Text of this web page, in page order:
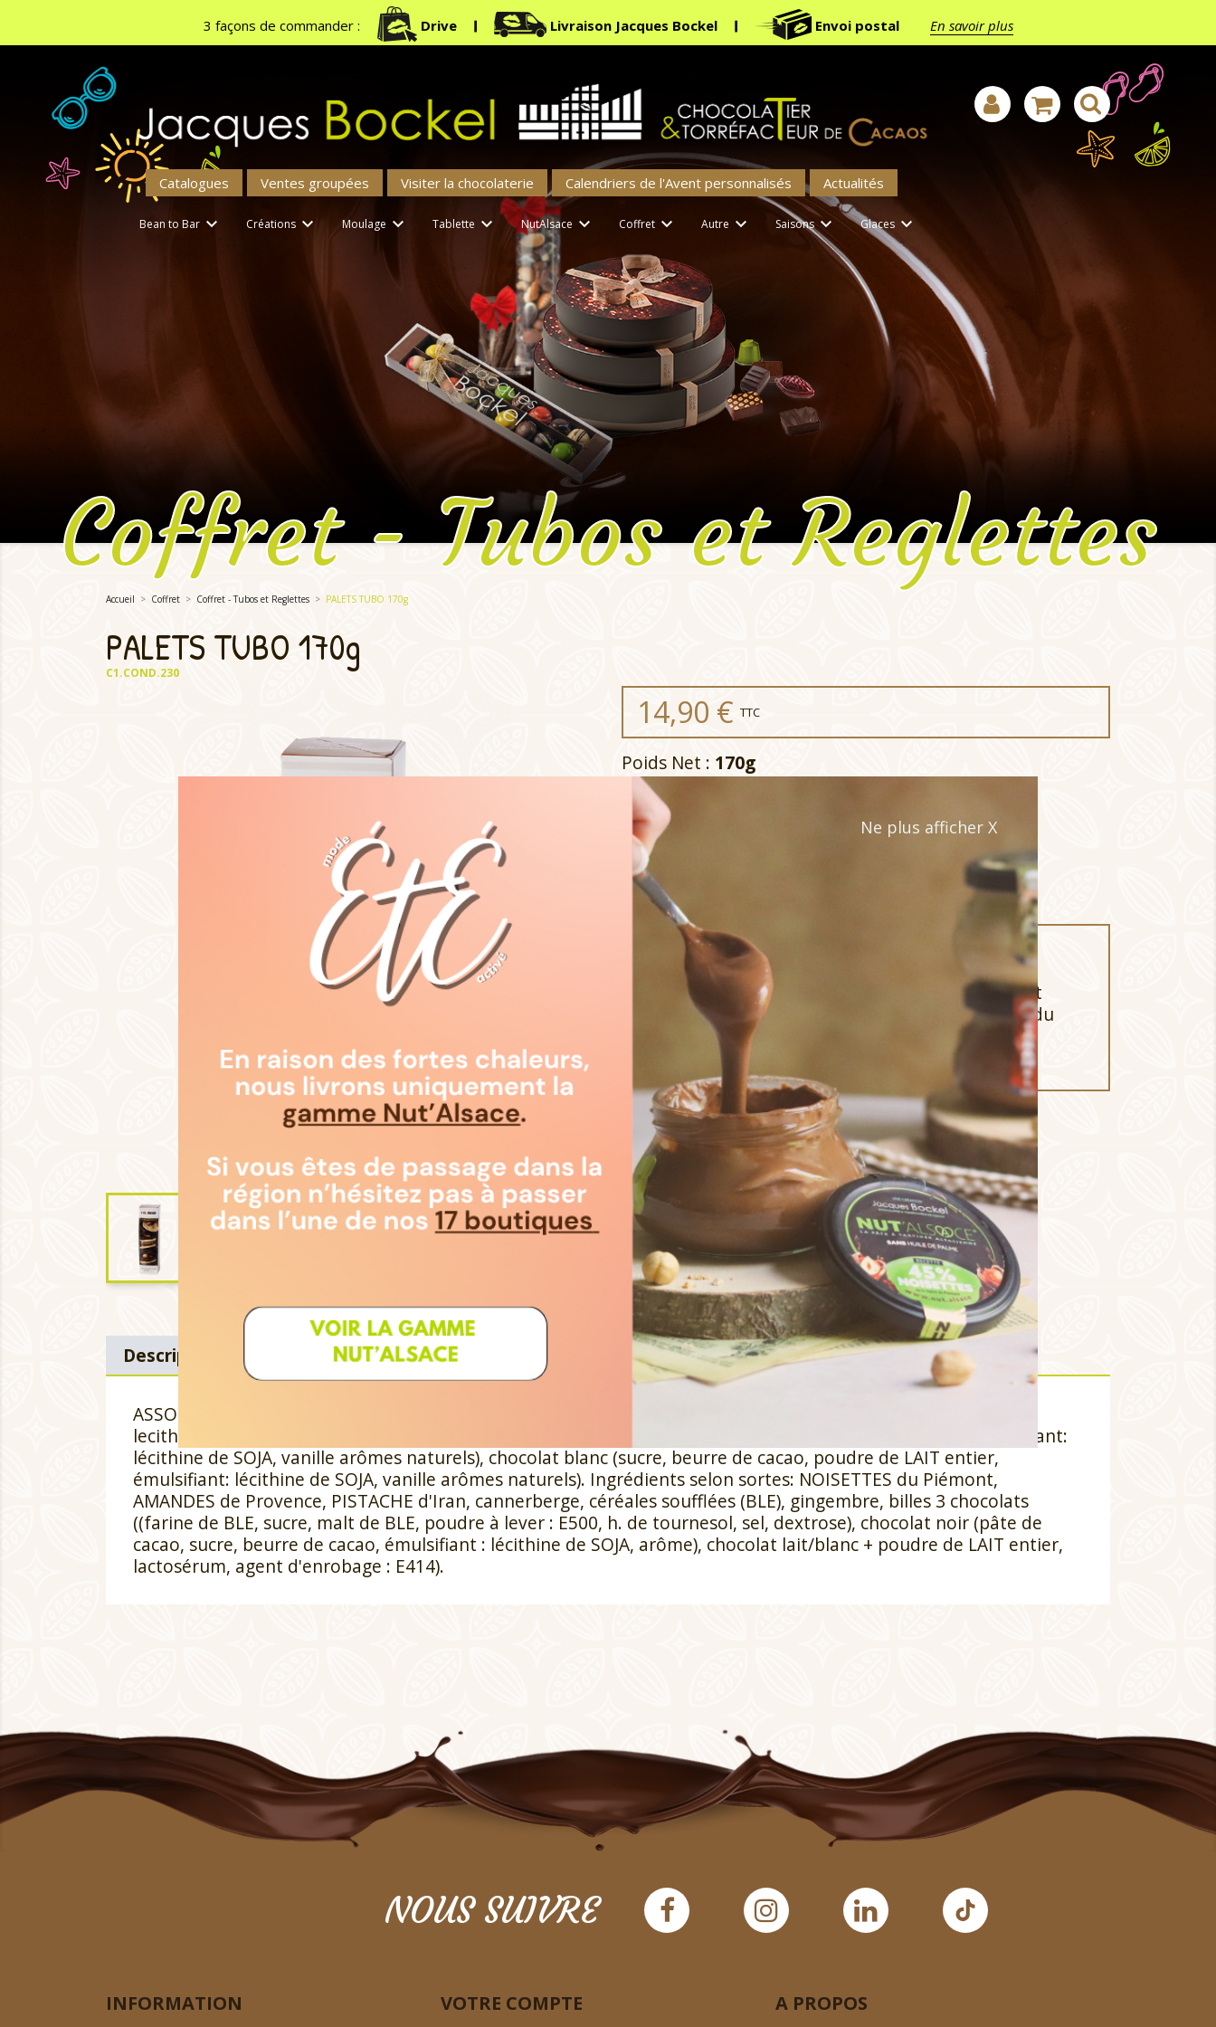
3 façons de commander : Drive Livraison Jacques Bockel Envoi postal En savoir plus
Catalogues Ventes groupées Visiter la chocolaterie Calendriers de l'Avent personnalisés Actualités

Bean to Bar 
Créations 
Moulage 
Tablette 
NutAlsace 
Coffret 
Autre 
Saisons 
Glaces
Coffret - Tubos et Reglettes
Accueil Coffret Coffret - Tubos et Reglettes PALETS TUBO 170g
PALETS TUBO 170g
C1.COND.230
14,90 € TTC
Poids Net : 170g
Type de chocolat :Assortiment
Quantité
Rupture de stock
Livraison :
Note :
De délicieux palets aux amandes finement
caramélisées, à la pistache d’Iran, aux noisettes du
Piémont, aux céréales soufflées ou encore au
gingembre.
Description Détails du produit
ASSORTIMENT DE PALET DE CHOCOLAT Ingrédients: chocolat noir (masse de cacao, beurre de cacao, sucre,
lecithine de SOJA (E322)), chocolat LAIT (sucre, poudre de LAIT entier, beurre de cacao, pâte de cacao, émulsifiant:
lécithine de SOJA, vanille arômes naturels), chocolat blanc (sucre, beurre de cacao, poudre de LAIT entier,
émulsifiant: lécithine de SOJA, vanille arômes naturels). Ingrédients selon sortes: NOISETTES du Piémont,
AMANDES de Provence, PISTACHE d'Iran, cannerberge, céréales soufflées (BLE), gingembre, billes 3 chocolats
((farine de BLE, sucre, malt de BLE, poudre à lever : E500, h. de tournesol, sel, dextrose), chocolat noir (pâte de
cacao, sucre, beurre de cacao, émulsifiant : lécithine de SOJA, arôme), chocolat lait/blanc + poudre de LAIT entier,
lactosérum, agent d'enrobage : E414).
NOUS SUIVRE
INFORMATION VOTRE COMPTE A PROPOS
Ne plus afficher X